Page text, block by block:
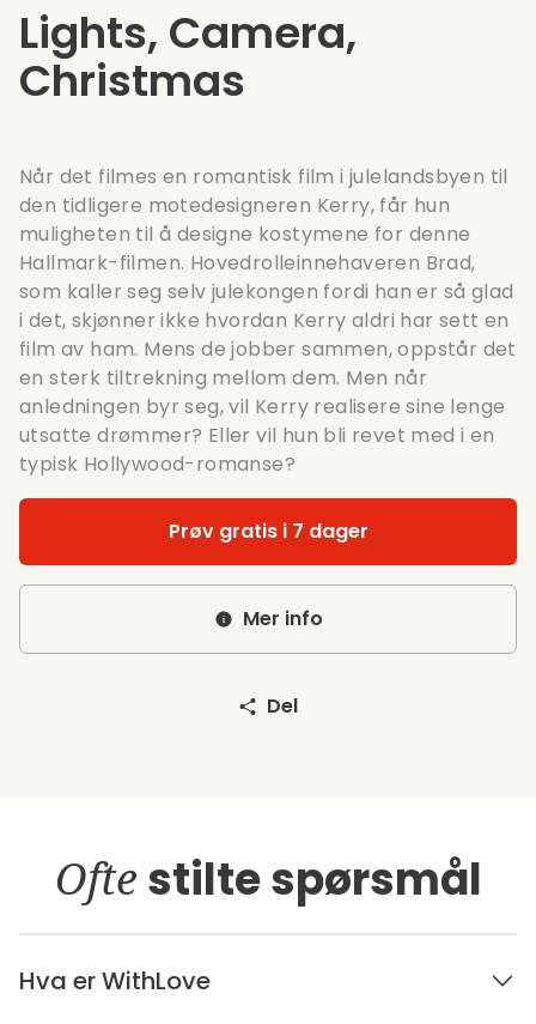
Lights, Camera,
Christmas
Når det filmes en romantisk film i julelandsbyen til
den tidligere motedesigneren Kerry, får hun
muligheten til å designe kostymene for denne
Hallmark-filmen. Hovedrolleinnehaveren Brad,
som kaller seg selv julekongen fordi han er så glad
i det, skjønner ikke hvordan Kerry aldri har sett en
film av ham. Mens de jobber sammen, oppstår det
en sterk tiltrekning mellom dem. Men når
anledningen byr seg, vil Kerry realisere sine lenge
utsatte drømmer? Eller vil hun bli revet med i en
typisk Hollywood-romanse?
Prøv gratis i 7 dager
Mer info
Del
Ofte stilte spørsmål
Hva er WithLove